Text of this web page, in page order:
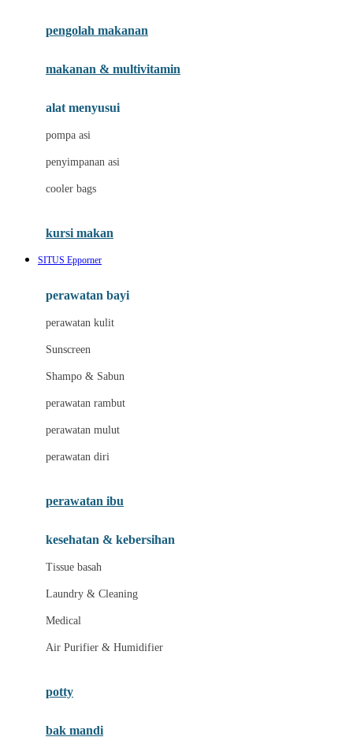
Joolz
Leclerc
Lee Vierra
Lillebaby
Little Bird Told Me
Little Miss Janis
London Taxi
Love To Dream
M
Magformers
Mamaway
Maxi Cosi
Megabloks
Micro
MiDeer
Moby
pengolah makanan
makanan & multivitamin
alat menyusui
pompa asi
penyimpanan asi
cooler bags
kursi makan
SITUS Epporner
perawatan bayi
perawatan kulit
Sunscreen
Shampo & Sabun
perawatan rambut
perawatan mulut
perawatan diri
perawatan ibu
kesehatan & kebersihan
Tissue basah
Laundry & Cleaning
Medical
Air Purifier & Humidifier
potty
bak mandi